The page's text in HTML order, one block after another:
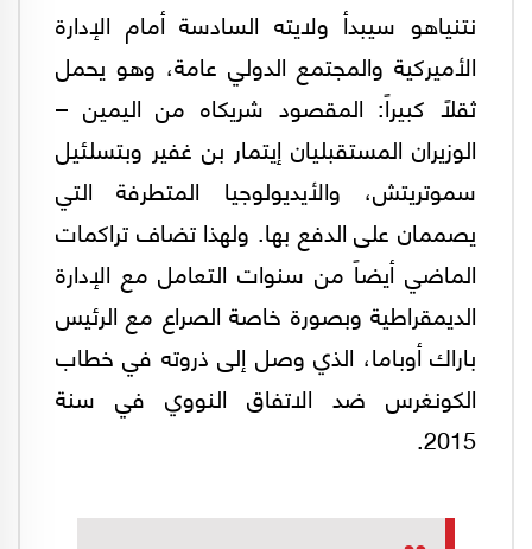
نتنياهو سيبدأ ولايته السادسة أمام الإدارة
الأميركية والمجتمع الدولي عامة، وهو يحمل
ثقلاً كبيراً: المقصود شريكاه من اليمين –
الوزيران المستقبليان إيتمار بن غفير وبتسلئيل
سموتريتش، والأيديولوجيا المتطرفة التي
يصممان على الدفع بها. ولهذا تضاف تراكمات
الماضي أيضاً من سنوات التعامل مع الإدارة
الديمقراطية وبصورة خاصة الصراع مع الرئيس
باراك أوباما، الذي وصل إلى ذروته في خطاب
الكونغرس ضد الاتفاق النووي في سنة
2015.